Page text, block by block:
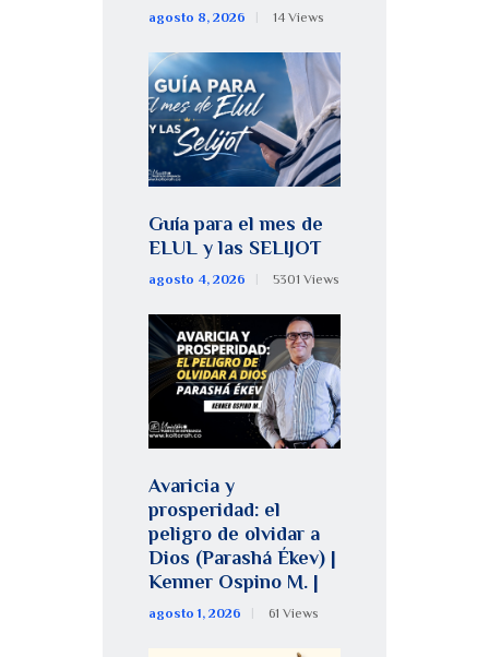
agosto 8, 2026 14 Views
Guía para el mes de
ELUL y las SELIJOT
agosto 4, 2026 5301 Views
Avaricia y
prosperidad: el
peligro de olvidar a
Dios (Parashá Ékev) |
Kenner Ospino M. |
agosto 1, 2026 61 Views